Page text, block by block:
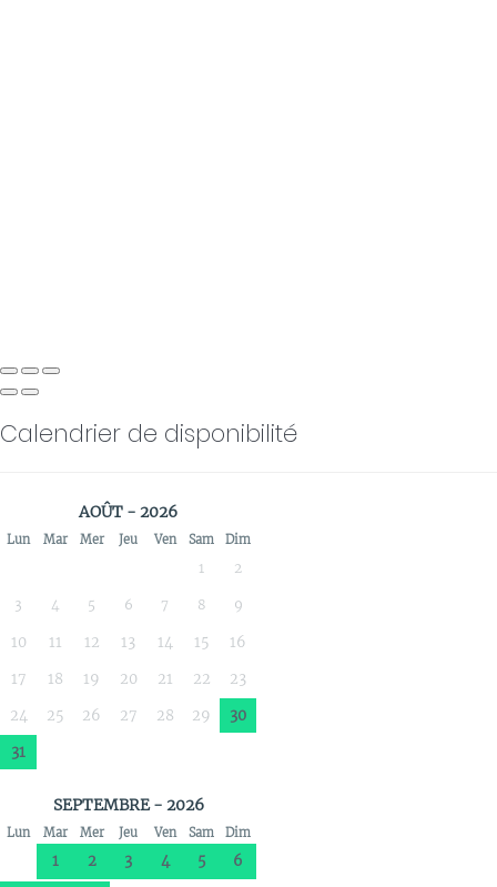
Calendrier de disponibilité
AOÛT - 2026
Lun Mar Mer Jeu Ven Sam Dim
1 2
3 4 5 6 7 8 9
10 11 12 13 14 15
16
17
18 19 20 21 22
23
24
25 26 27 28 29
30
31
SEPTEMBRE - 2026
Lun Mar Mer Jeu Ven Sam Dim
1 2 3 4 5
6